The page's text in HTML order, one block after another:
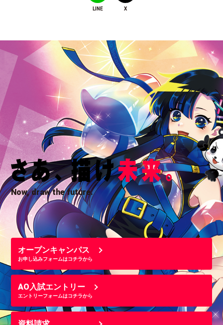
LINE X
Now, draw the future.
オープンキャンパス
お申し込みフォームはコチラから
AO入試エントリー
エントリーフォームはコチラから